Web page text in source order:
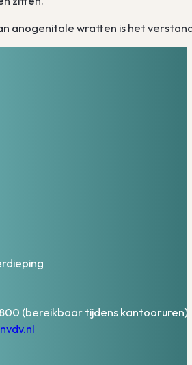
anogenitale wratten is het
(bereikbaar tijdens kantooruren)